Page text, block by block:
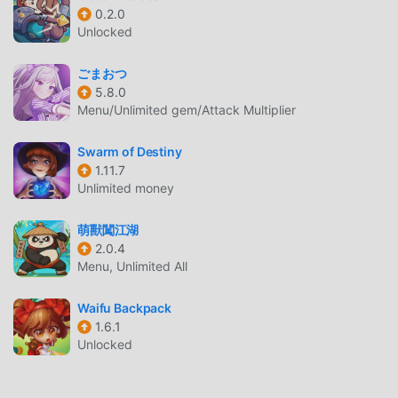
общаться и делиться со всеми любителями игр rpg по
всему миру, чего же вы ждете, присоединяйтесь к
глобальными партнерами будет счастлива
КРАСИВЫЙ ЭКРАН
Как и традиционные игры rpg, Blade Crafter отличается
уникальным художественным стилем, а благодаря
высококачественной графике, картам и персонажам
Blade Crafter привлекает множество поклонников rpg, и
по сравнению по сравнению с традиционными играми
rpg, Blade Crafter 4.29 использует обновленный
виртуальный движок и вносит смелые обновления.
Благодаря более продвинутым технологиям
впечатления от игры на экране значительно
улучшились. Сохраняя оригинальный стиль rpg, он
0.2.0
Unlocked
ごまおつ
5.8.0
Menu/Unlimited gem/Attack Multiplier
Swarm of Destiny
1.11.7
Unlimited money
萌獸闖江湖
2.0.4
Menu, Unlimited All
Waifu Backpack
1.6.1
Unlocked